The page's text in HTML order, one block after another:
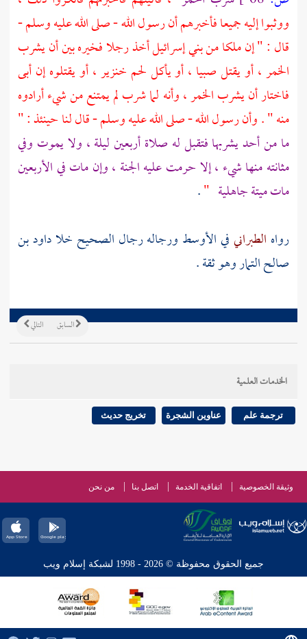
ووثبوا إليه جميعا فأخبرهم أن رسول الله - صلى الله عليه وسلم -
قال : " إن ملكا منبني إسرائيلأخذ رجلا فخيره بين أن يشرب
الخمر ، أو يقتل صبيا ، أو يأكل لحم خنزير ، أو يقتلوه إن أبى
فاختار أن يشرب الخمر ، وأنه لما شرب لم يمتنع من شيء أرادوه
منه " . وأن رسول الله - صلى الله عليه وسلم - قال لنا حينئذ : "
ما من أحد يشربها فتقبل له صلاة أربعين ليلة ، ولا يموت وفي
مثانته منها شيء ، إلا حرمت عليه الجنة ، وإن مات في الأربعين
مات ميتة جاهلية "
.
رواه الطبرانيفي الأوسط ورجاله رجال الصحيح خلاداود بن
صالح التماروهو ثقة .
التالي السابق
الخدمات العلمية
ترجمة علم عناوين الشجرة تخريج حديث
وثيقة الخصوصية اتفاقية الخدمة اتصل بنا من نحن
جميع الحقوق محفوظة © 2026 - 1998 لشبكة إسلام ويب